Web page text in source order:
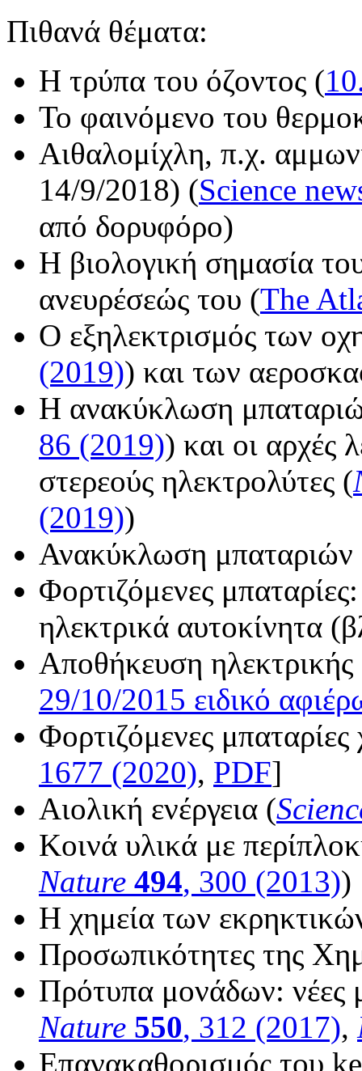
Πιθανά θέματα:
Η τρύπα του όζοντος (
Το φαινόμενο του
Αιθαλομίχλη, π.χ.
14/9/2018) (Science
από δορυφόρο)
Η βιολογική σημασία
ανευρέσεώς του (The
Ο εξηλεκτρισμός των
(2019)) και των
Η ανακύκλωση
86 (2019)) και οι αρχές
στερεούς ηλεκτρολύτες (
(2019))
Ανακύκλωση μπαταριών
Φορτιζόμενες
ηλεκτρικά αυτοκίνητα
Αποθήκευση ηλεκτρικής
29/10/2015 ειδικό
Φορτιζόμενες μπαταρίες
1677 (2020), PDF]
Αιολική ενέργεια (
Κοινά υλικά με
Nature 494, 300 (2013))
Η χημεία των
Προσωπικότητες της
Πρότυπα μονάδων: νέες
Nature 550, 312 (2017),
Επανακαθορισμός του